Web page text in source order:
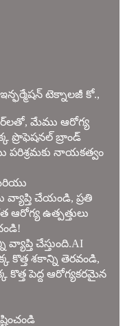
ఇన్ఫర్మేషన్ టెక్నాలజీ కో.,
మేము ఆరోగ్య
ప్రొఫెషనల్ బ్రాండ్
నాయకత్వం
చేయండి, ప్రతి
ఆరోగ్య ఉత్పత్తులు
చేస్తుంది.AI
శకాన్ని తెరవండి,
పెద్ద ఆరోగ్యకరమైన